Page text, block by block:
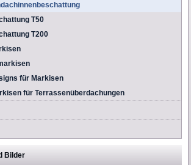
T50
T200
für Markisen
für Terrassenüberdachungen
Bilder